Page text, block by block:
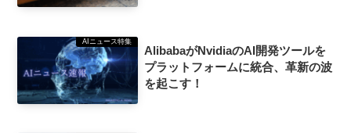
AIニュース特集
AlibabaがNvidiaのAI開発ツールを
プラットフォームに統合、革新の波
を起こす！